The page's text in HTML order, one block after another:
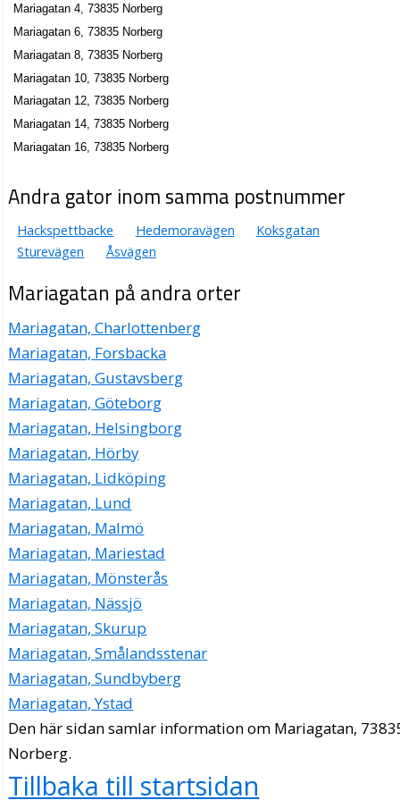
Mariagatan 4, 73835 Norberg
Mariagatan 6, 73835 Norberg
Mariagatan 8, 73835 Norberg
Mariagatan 10, 73835 Norberg
Mariagatan 12, 73835 Norberg
Mariagatan 14, 73835 Norberg
Mariagatan 16, 73835 Norberg
Andra gator inom samma postnummer
Hackspettbacke Hedemoravägen
Koksgatan
Sturevägen
Åsvägen
Mariagatan på andra orter
Mariagatan, Charlottenberg
Mariagatan, Forsbacka
Mariagatan, Gustavsberg
Mariagatan, Göteborg
Mariagatan, Helsingborg
Mariagatan, Hörby
Mariagatan, Lidköping
Mariagatan, Lund
Mariagatan, Malmö
Mariagatan, Mariestad
Mariagatan, Mönsterås
Mariagatan, Nässjö
Mariagatan, Skurup
Mariagatan, Smålandsstenar
Mariagatan, Sundbyberg
Mariagatan, Ystad
Den här sidan samlar information om Mariagatan,
Norberg.
Tillbaka till startsidan